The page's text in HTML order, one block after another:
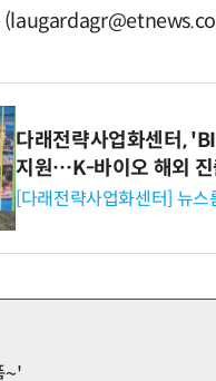
다래전략사업화센터,
지원…K-바이오 해외 진
[다래전략사업화센터] 뉴스
~'